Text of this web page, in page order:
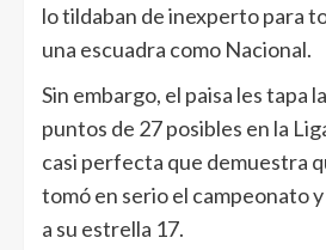
lo tildaban de inexperto para
una escuadra como Nacional.
Sin embargo, el paisa les tapa
puntos de 27 posibles en la
casi perfecta que demuestra
tomó en serio el campeonato
a su estrella 17.